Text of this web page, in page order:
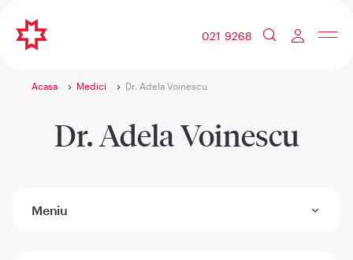
021 9268
Acasa Medici Dr. Adela Voinescu
Dr. Adela Voinescu
Meniu